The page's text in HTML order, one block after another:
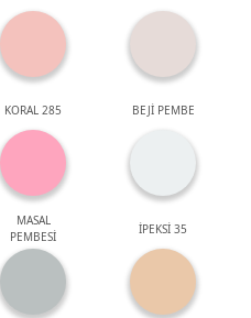
KORAL 285 BEJİ PEMBE
MASAL
PEMBESİ
İPEKSİ 35